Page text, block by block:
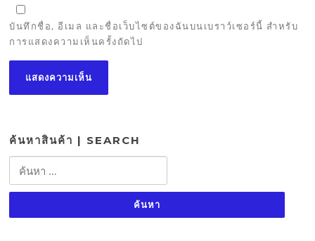
บันทึกชื่อ, อีเมล และชื่อเว็บไซต์ของฉันบนเบราว์เซอร์นี้ สำหรับ
การแสดงความเห็นครั้งถัดไป
ค้นหาสินค้า | SEARCH
ค้นหา
สำหรับ: